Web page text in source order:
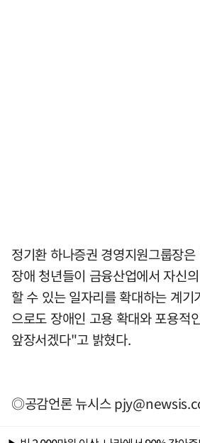
정기환 하나증권 경영지원그룹장
장애 청년들이 금융산업에서 자신
할 수 있는 일자리를 확대하는 계
으로도 장애인 고용 확대와 포용적
앞장서겠다"고 밝혔다.
◎공감언론 뉴시스